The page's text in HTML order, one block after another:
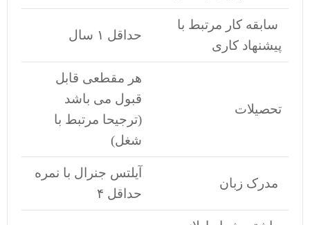
سابقه کار مرتبط با
پیشنهاد کاری
حداقل ۱ سال
تحصیلات
هر مقطعی قابل
قبول می باشد
(ترجیحا مرتبط با
شغل)
مدرک زبان
آیلتس جنرال با نمره
حداقل ۴